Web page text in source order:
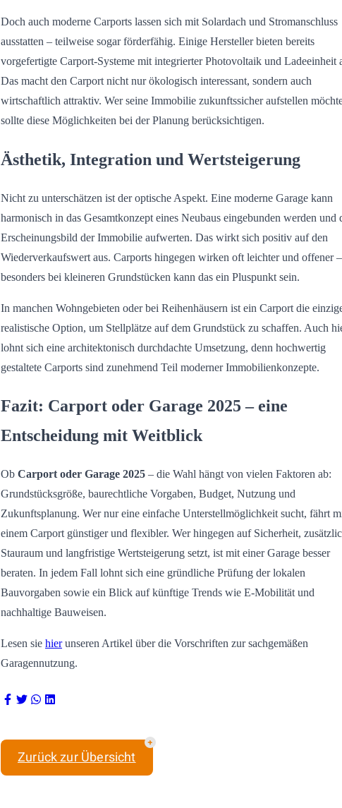
Doch auch moderne Carports lassen sich mit Solardach und Stromanschluss
ausstatten – teilweise sogar förderfähig. Einige Hersteller bieten bereits
vorgefertigte Carport-Systeme mit integrierter Photovoltaik und Ladeeinheit
Das macht den Carport nicht nur ökologisch interessant, sondern auch
wirtschaftlich attraktiv. Wer seine Immobilie zukunftssicher aufstellen
sollte diese Möglichkeiten bei der Planung berücksichtigen.
Ästhetik, Integration und Wertsteigerung
Nicht zu unterschätzen ist der optische Aspekt. Eine moderne Garage kann
harmonisch in das Gesamtkonzept eines Neubaus eingebunden werden und
Erscheinungsbild der Immobilie aufwerten. Das wirkt sich positiv auf den
Wiederverkaufswert aus. Carports hingegen wirken oft leichter und offener –
besonders bei kleineren Grundstücken kann das ein Pluspunkt sein.
In manchen Wohngebieten oder bei Reihenhäusern ist ein Carport die
realistische Option, um Stellplätze auf dem Grundstück zu schaffen. Auch
lohnt sich eine architektonisch durchdachte Umsetzung, denn hochwertig
gestaltete Carports sind zunehmend Teil moderner Immobilienkonzepte.
Fazit: Carport oder Garage 2025 – eine
Entscheidung mit Weitblick
Ob Carport oder Garage 2025 – die Wahl hängt von vielen Faktoren ab:
Grundstücksgröße, baurechtliche Vorgaben, Budget, Nutzung und
Zukunftsplanung. Wer nur eine einfache Unterstellmöglichkeit sucht, fährt
einem Carport günstiger und flexibler. Wer hingegen auf Sicherheit,
Stauraum und langfristige Wertsteigerung setzt, ist mit einer Garage besser
beraten. In jedem Fall lohnt sich eine gründliche Prüfung der lokalen
Bauvorgaben sowie ein Blick auf künftige Trends wie E-Mobilität und
nachhaltige Bauweisen.
Lesen sie hierunseren Artikel über die Vorschriften zur sachgemäßen
Garagennutzung.
Zurück zur Übersicht